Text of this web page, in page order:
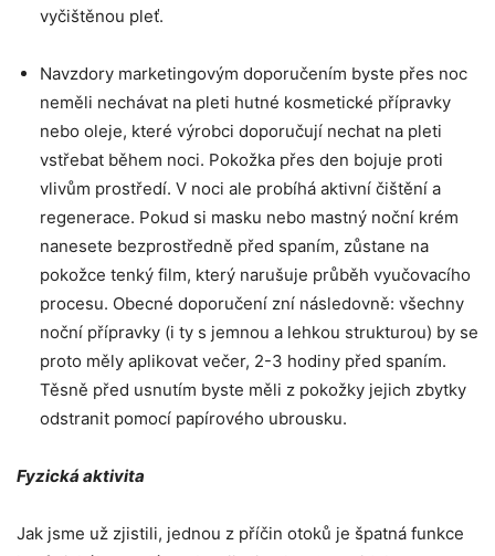
vyčištěnou pleť.
Navzdory marketingovým doporučením byste přes noc
neměli nechávat na pleti hutné kosmetické přípravky
nebo oleje, které výrobci doporučují nechat na pleti
vstřebat během noci. Pokožka přes den bojuje proti
vlivům prostředí. V noci ale probíhá aktivní čištění a
regenerace. Pokud si masku nebo mastný noční krém
nanesete bezprostředně před spaním, zůstane na
pokožce tenký film, který narušuje průběh vyučovacího
procesu. Obecné doporučení zní následovně: všechny
noční přípravky (i ty s jemnou a lehkou strukturou) by se
proto měly aplikovat večer, 2-3 hodiny před spaním.
Těsně před usnutím byste měli z pokožky jejich zbytky
odstranit pomocí papírového ubrousku.
Fyzická aktivita
Jak jsme už zjistili, jednou z příčin otoků je špatná funkce